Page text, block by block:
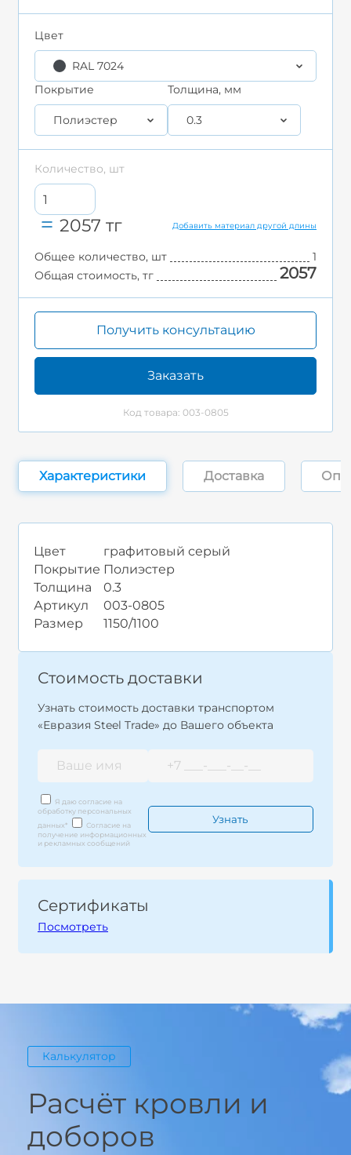
Цвет
RAL 7024
Покрытие
Полиэстер
Толщина, мм
0.3
Количество, шт
2057 тг Добавить материал другой длины
Общее количество, шт
1
Общая стоимость, тг
2057
Получить консультацию
Заказать
Код товара: 003-0805
Характеристики Доставка
Цвет
графитовый серый
Покрытие Полиэстер
Толщина
0.3
Артикул
003-0805
Размер
1150/1100
Стоимость доставки
Узнать стоимость доставки транспортом
«Евразия Steel Trade» до Вашего объекта
Я даю согласие на
обработку персональных
данных*
Согласие на
получение информационных
и рекламных сообщений
Сертификаты
Посмотреть
Калькулятор
Расчёт кровли и
доборов